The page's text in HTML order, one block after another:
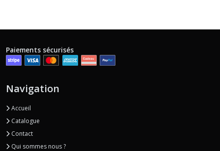
Paiements sécurisés
Navigation
Accueil
Catalogue
Contact
Qui sommes nous ?